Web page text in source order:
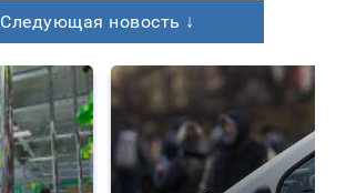
Следующая новость ↓